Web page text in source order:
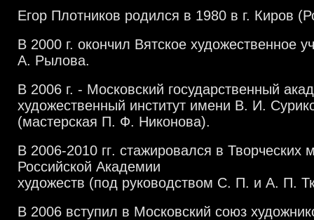
Егор Плотников родился в 1980 в г. Киров (
В 2000 г. окончил Вятское художественное
А. Рылова.
В 2006 г. - Московский государственный
художественный институт имени В. И.
(мастерская П. Ф. Никонова).
В 2006-2010 гг. стажировался в Творческих
Российской Академии
художеств (под руководством С. П. и А. П.
В 2006 вступил в Московский союз